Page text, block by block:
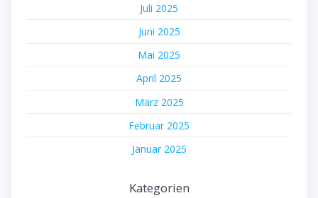
Juli 2025
Juni 2025
Mai 2025
April 2025
März 2025
Februar 2025
Januar 2025
Kategorien